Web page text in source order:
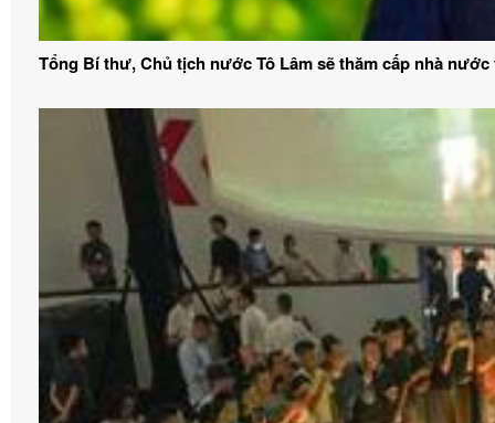
Tổng Bí thư, Chủ tịch nước Tô Lâm sẽ thăm cấp nhà